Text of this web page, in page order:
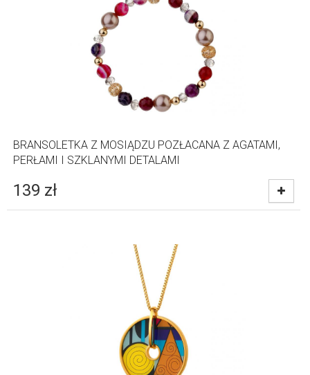
BRANSOLETKA Z MOSIĄDZU POZŁACANA Z AGATAMI,
PERŁAMI I SZKLANYMI DETALAMI
139 zł